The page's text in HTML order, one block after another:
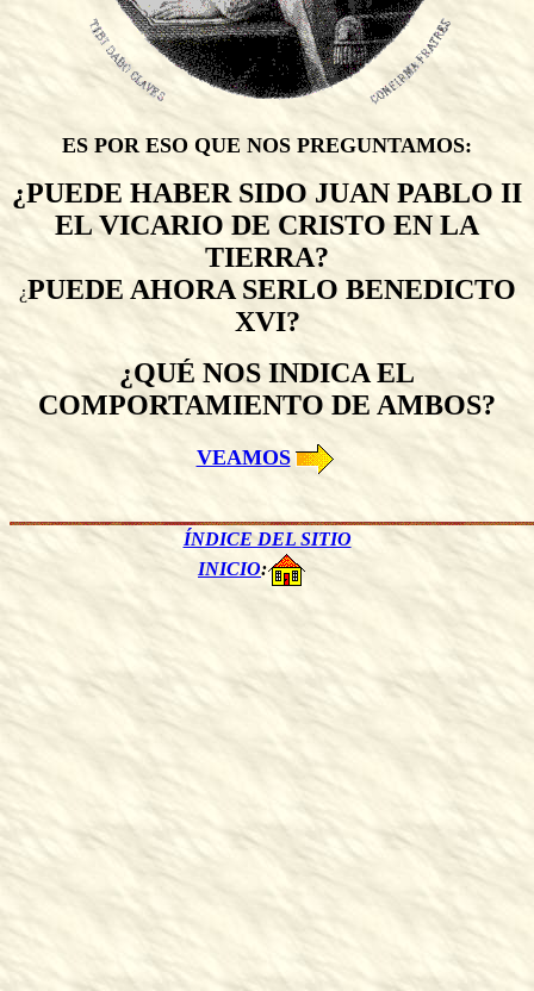
ES POR ESO QUE NOS PREGUNTAMOS:
¿PUEDE HABER SIDO JUAN PABLO II
EL VICARIO DE CRISTO EN LA
TIERRA?
¿PUEDE AHORA SERLO BENEDICTO
XVI?
¿QUÉ NOS INDICA EL
COMPORTAMIENTO DE AMBOS?
VEAMOS
ÍNDICE DEL SITIO
INICIO: